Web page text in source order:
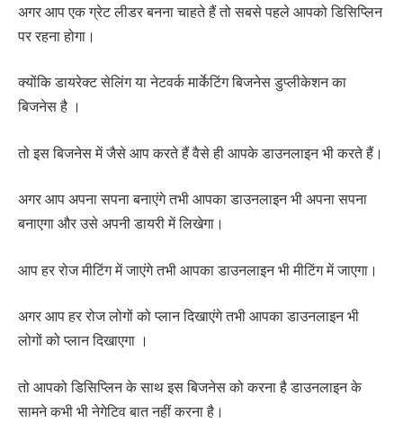
अगर आप एक ग्रेट लीडर बनना चाहते हैं तो सबसे पहले आपको डिसिप्लिन
पर रहना होगा।
क्योंकि डायरेक्ट सेलिंग या नेटवर्क मार्केटिंग बिजनेस डुप्लीकेशन का
बिजनेस है ।
तो इस बिजनेस में जैसे आप करते हैं वैसे ही आपके डाउनलाइन भी करते हैं।
अगर आप अपना सपना बनाएंगे तभी आपका डाउनलाइन भी अपना सपना
बनाएगा और उसे अपनी डायरी में लिखेगा।
आप हर रोज मीटिंग में जाएंगे तभी आपका डाउनलाइन भी मीटिंग में जाएगा।
अगर आप हर रोज लोगों को प्लान दिखाएंगे तभी आपका डाउनलाइन भी
लोगों को प्लान दिखाएगा ।
तो आपको डिसिप्लिन के साथ इस बिजनेस को करना है डाउनलाइन के
सामने कभी भी नेगेटिव बात नहीं करना है।